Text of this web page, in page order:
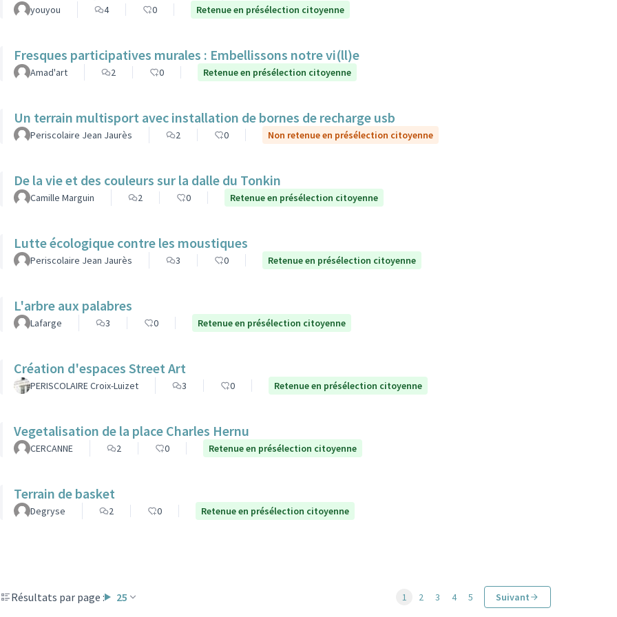
youyou 4 0 Retenue en présélection citoyenne
Fresques participatives murales : Embellissons notre vi(ll)e
Amad'art 2 0 Retenue en présélection citoyenne
Un terrain multisport avec installation de bornes de recharge usb
Periscolaire Jean Jaurès 2 0 Non retenue en présélection citoyenne
De la vie et des couleurs sur la dalle du Tonkin
Camille Marguin 2 0 Retenue en présélection citoyenne
Lutte écologique contre les moustiques
Periscolaire Jean Jaurès 3 0 Retenue en présélection citoyenne
L'arbre aux palabres
Lafarge 3 0 Retenue en présélection citoyenne
Création d'espaces Street Art
PERISCOLAIRE Croix-Luizet 3 0 Retenue en présélection citoyenne
Vegetalisation de la place Charles Hernu
CERCANNE 2 0 Retenue en présélection citoyenne
Terrain de basket
Degryse 2 0 Retenue en présélection citoyenne
Résultats par page : 25 1 2 3 4 5 Suivant